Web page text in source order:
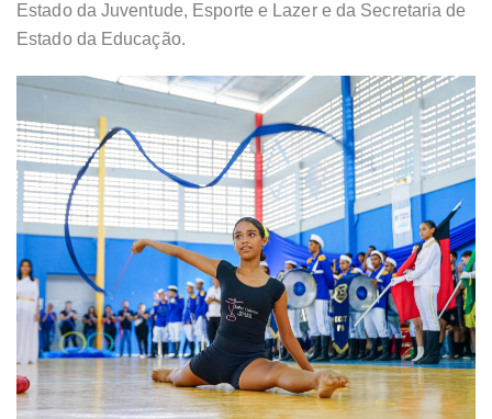
Estado da Juventude, Esporte e Lazer e da Secretaria de
Estado da Educação.